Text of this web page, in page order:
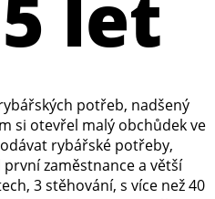
potřeb, nadšený
si otevřel malý obchůdek ve
rybářské potřeby,
zaměstnance a větší
3 stěhování, s více než 40